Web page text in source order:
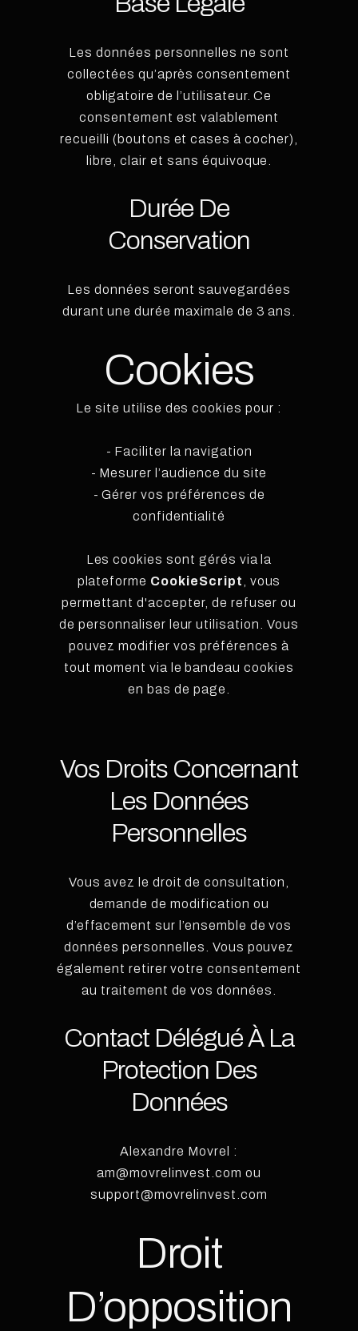
Les données personnelles ne sont
collectées qu’après consentement
obligatoire de l’utilisateur. Ce
consentement est valablement
recueilli (boutons et cases à cocher),
libre, clair et sans équivoque.
Durée De
Conservation
Les données seront sauvegardées
durant une durée maximale de 3 ans.
Cookies
Le site utilise des cookies pour :
- Faciliter la navigation
- Mesurer l’audience du site
- Gérer vos préférences de
confidentialité
Les cookies sont gérés via la
plateforme CookieScript , vous
permettant d'accepter, de refuser ou
de personnaliser leur utilisation. Vous
pouvez modifier vos préférences à
tout moment via le bandeau cookies
en bas de page.
Vos Droits Concernant
Les Données
Personnelles
Vous avez le droit de consultation,
demande de modification ou
d’effacement sur l’ensemble de vos
données personnelles. Vous pouvez
également retirer votre consentement
au traitement de vos données.
Contact Délégué À La
Protection Des
Données
Alexandre Movrel :
am@movrelinvest.com ou
support@movrelinvest.com
Droit
D’opposition